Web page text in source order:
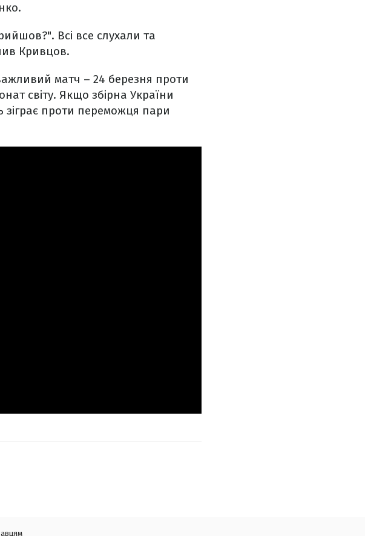
Всі все слухали та
Кривцов.
матч – 24 березня проти
світу. Якщо збірна України
зіграє проти переможця пари